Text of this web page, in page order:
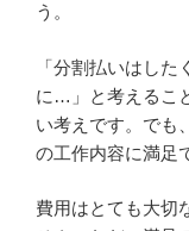
う。
「分割払いはし
に…」と考えるこ
い考えです。でも
の工作内容に満足
費用はとても大切